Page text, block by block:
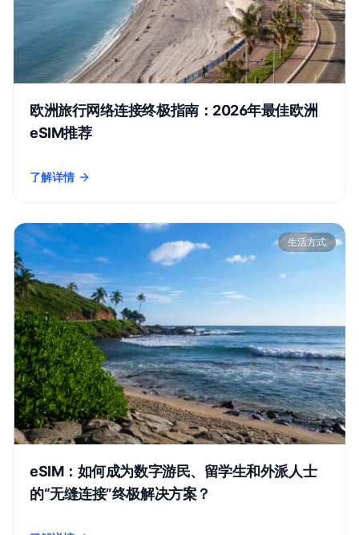
欧洲旅行网络连接终极指南：2026年最佳欧洲
eSIM推荐
了解详情
- 欧洲旅行网络连接终极指南：2026年最佳欧洲eSIM推荐
生活方式
eSIM：如何成为数字游民、留学生和外派人士
的“无缝连接”终极解决方案？